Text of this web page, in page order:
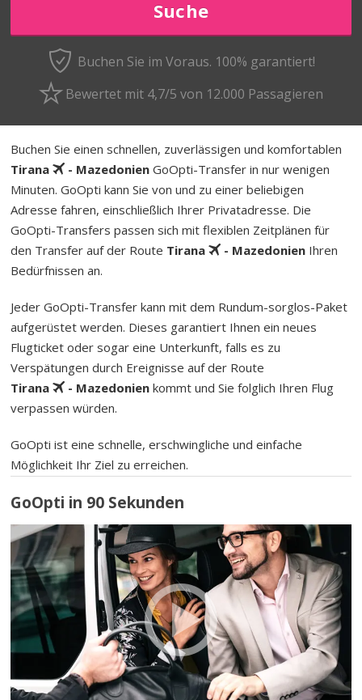
Buchen Sie im Voraus. 100% garantiert!
Bewertet mit 4,7/5 von 12.000 Passagieren
Buchen Sie einen schnellen, zuverlässigen und komfortablen
Tirana
- Mazedonien GoOpti-Transfer in nur wenigen
Minuten. GoOpti kann Sie von und zu einer beliebigen
Adresse fahren, einschließlich Ihrer Privatadresse. Die
GoOpti-Transfers passen sich mit flexiblen Zeitplänen für
den Transfer auf der Route Tirana - Mazedonien Ihren
Bedürfnissen an.
Jeder GoOpti-Transfer kann mit dem Rund­um-sorg­los-Pa­ket
aufgerüstet werden. Dieses garantiert Ihnen ein neues
Flugticket oder sogar eine Unterkunft, falls es zu
Verspätungen durch Ereignisse auf der Route
Tirana
- Mazedonien kommt und Sie folglich Ihren Flug
verpassen würden.
GoOpti ist eine schnelle, erschwingliche und einfache
Möglichkeit Ihr Ziel zu erreichen.
GoOpti in 90 Sekunden